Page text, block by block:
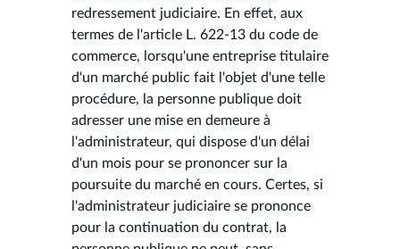
redressement judiciaire. En effet, aux
termes de l'article L. 622-13 du code de
commerce, lorsqu'une entreprise titulaire
d'un marché public fait l'objet d'une telle
procédure, la personne publique doit
adresser une mise en demeure à
l'administrateur, qui dispose d'un délai
d'un mois pour se prononcer sur la
poursuite du marché en cours. Certes, si
l'administrateur judiciaire se prononce
pour la continuation du contrat, la